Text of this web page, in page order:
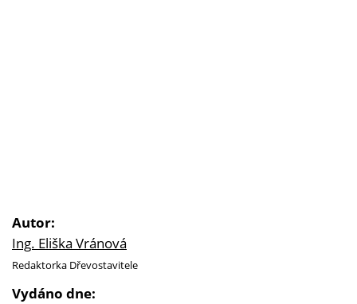
Autor:
Ing. Eliška Vránová
Redaktorka Dřevostavitele
Vydáno dne: